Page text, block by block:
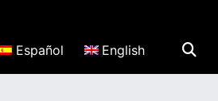
Español English